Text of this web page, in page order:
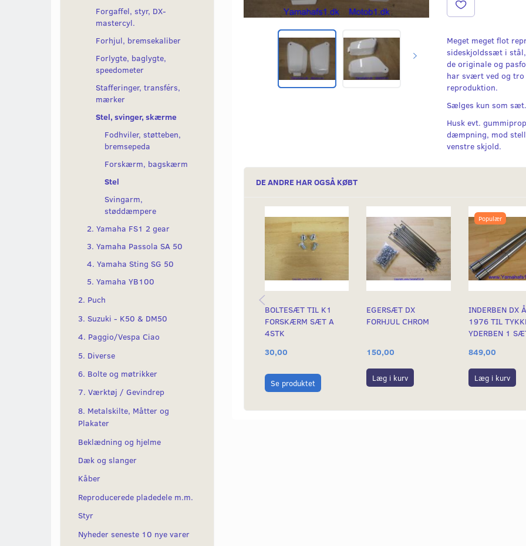
Forgaffel, styr, DX-
mastercyl.
Forhjul, bremsekaliber
Forlygte, baglygte,
speedometer
Stafferinger, transférs,
mærker
Stel, svinger, skærme
Fodhviler, støtteben,
bremsepeda
Forskærm, bagskærm
Stel
Svingarm,
støddæmpere
2. Yamaha FS1 2 gear
3. Yamaha Passola SA 50
4. Yamaha Sting SG 50
5. Yamaha YB100
2. Puch
3. Suzuki - K50 & DM50
4. Paggio/Vespa Ciao
5. Diverse
6. Bolte og møtrikker
7. Værktøj / Gevindrep
8. Metalskilte, Måtter og
Plakater
Beklædning og hjelme
Dæk og slanger
Kåber
Reproducerede pladedele m.m.
Styr
Nyheder seneste 10 nye varer
Meget meget flot
sideskjoldssæt i
de originale og
har svært ved og tro
reproduktion.
Sælges kun som sæt.
Husk evt.
dæmpning, mod
venstre skjold.
DE ANDRE HAR OGSÅ KØBT
BOLTESÆT TIL K1
FORSKÆRM SÆT A
4STK
30,00
Se produktet
EGERSÆT DX
FORHJUL CHROM
150,00
Læg i kurv
Populær
INDERBEN DX
1976 TIL
YDERBEN 1
849,00
Læg i kurv